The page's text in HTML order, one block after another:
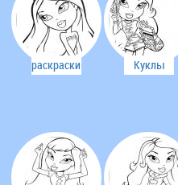
раскраски
Куклы